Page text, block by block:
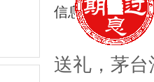
信息类型：供应
送礼，茅